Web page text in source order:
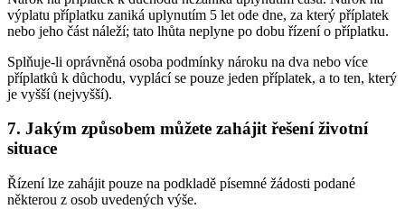
výplatu příplatku zaniká uplynutím 5 let ode dne, za který příplatek
nebo jeho část náleží; tato lhůta neplyne po dobu řízení o příplatku.
Splňuje-li oprávněná osoba podmínky nároku na dva nebo více
příplatků k důchodu, vyplácí se pouze jeden příplatek, a to ten, který
je vyšší (nejvyšší).
7. Jakým způsobem můžete zahájit řešení životní
situace
Řízení lze zahájit pouze na podkladě písemné žádosti podané
některou z osob uvedených výše.